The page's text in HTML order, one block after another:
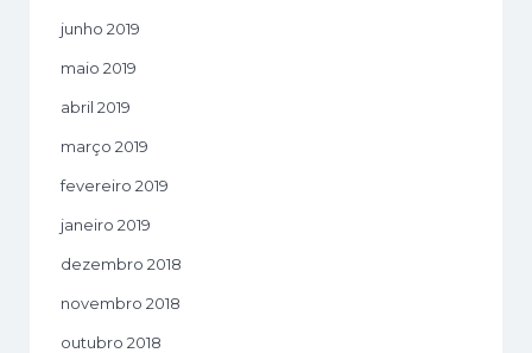
junho 2019
maio 2019
abril 2019
março 2019
fevereiro 2019
janeiro 2019
dezembro 2018
novembro 2018
outubro 2018